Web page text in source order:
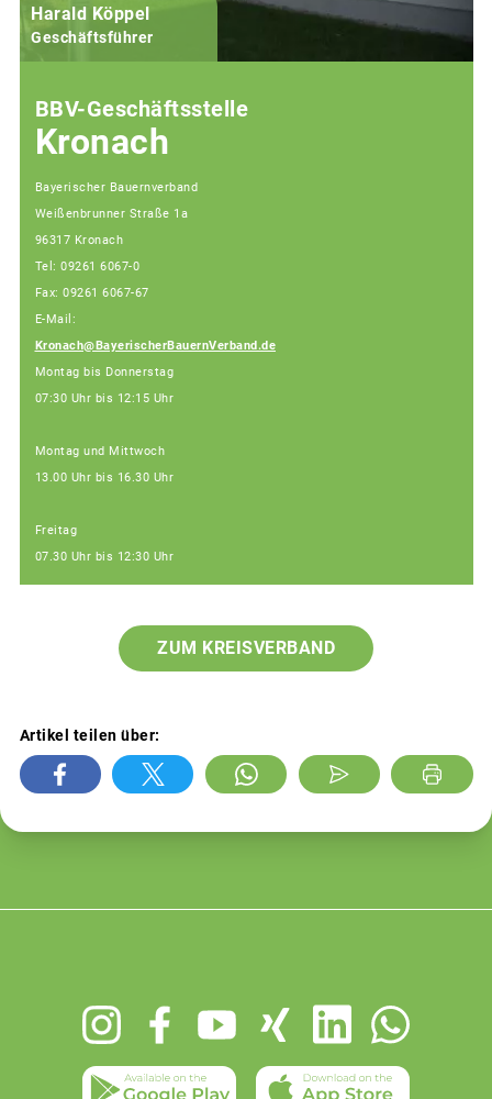
Harald Köppel
Geschäftsführer
BBV-Geschäftsstelle
Kronach
Bayerischer Bauernverband
Weißenbrunner Straße 1a
96317 Kronach
Tel: 09261 6067-0
Fax: 09261 6067-67
E-Mail:
Kronach@BayerischerBauernVerband.de
Montag bis Donnerstag
07:30 Uhr bis 12:15 Uhr
Montag und Mittwoch
13.00 Uhr bis 16.30 Uhr
Freitag
07.30 Uhr bis 12:30 Uhr
ZUM KREISVERBAND
Artikel teilen über: